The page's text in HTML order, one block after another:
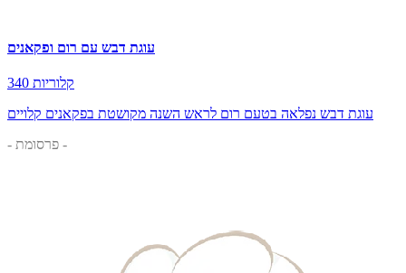
עוגת דבש עם רום ופקאנים
340 קלוריות
עוגת דבש נפלאה בטעם רום לראש השנה מקושטת בפקאנים קלויים
- פרסומת -